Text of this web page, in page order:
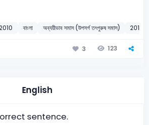
বাংলা অব্যয়ীভাব সমাস (উপসর্গ তৎপুরুষ সমাস) 2010
3 123
English
sentence.